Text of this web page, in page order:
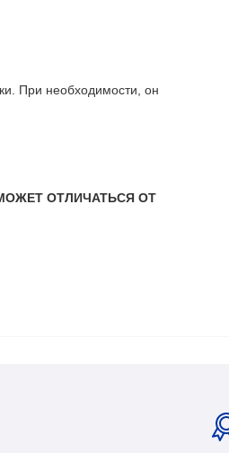
При необходимости, он
ОТЛИЧАТЬСЯ ОТ